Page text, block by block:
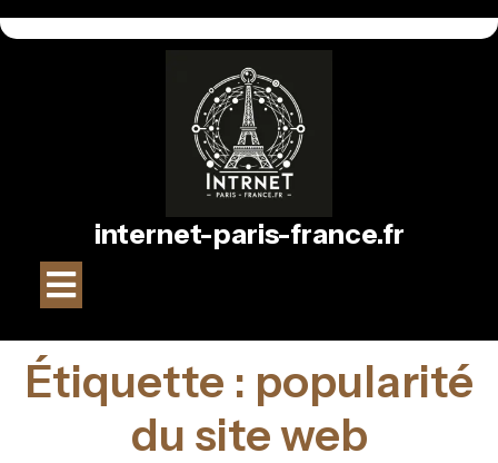
au
internet-paris-france.fr
Ouvrir
Étiquette : popularité
du site web